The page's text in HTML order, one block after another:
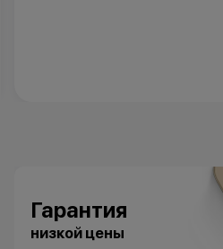
Гарантия
низкой цены